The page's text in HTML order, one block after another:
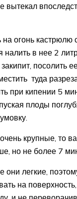
вытекал
огонь кастрюлю
налить в нее 2
закипит, посолить
туда
при кипении 5
плоды
крупные, то
но не более 7
они легкие,
на